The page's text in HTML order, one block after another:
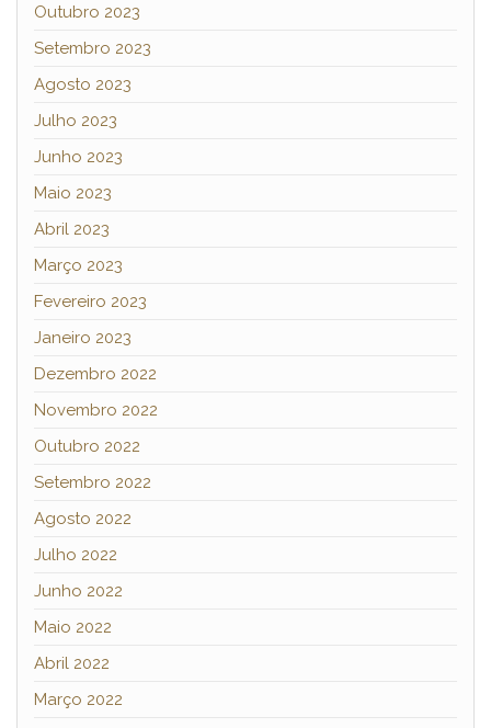
Outubro 2023
Setembro 2023
Agosto 2023
Julho 2023
Junho 2023
Maio 2023
Abril 2023
Março 2023
Fevereiro 2023
Janeiro 2023
Dezembro 2022
Novembro 2022
Outubro 2022
Setembro 2022
Agosto 2022
Julho 2022
Junho 2022
Maio 2022
Abril 2022
Março 2022